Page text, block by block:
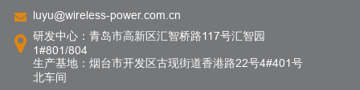
luyu@wireless-power.com.cn
研发中心：青岛市高新区汇智桥路117号汇智园
1#801/804
生产基地：烟台市开发区古现街道香港路22号4#401号
北车间